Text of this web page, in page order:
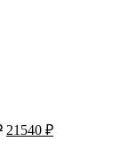
21540 ₽